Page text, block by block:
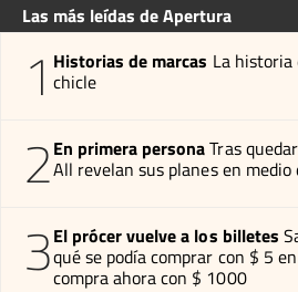
Las más leídas de Apertura
1 Historias de marcas La historia
chicle
2En primera personaTras
All revelan sus planes en
3El prócer vuelve a los billetes
qué se podía comprar con $ 5
compra ahora con $ 1000